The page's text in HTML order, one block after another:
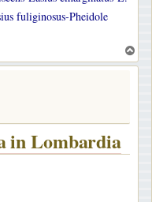
fuliginosus-Pheidole
o
in Lombardia